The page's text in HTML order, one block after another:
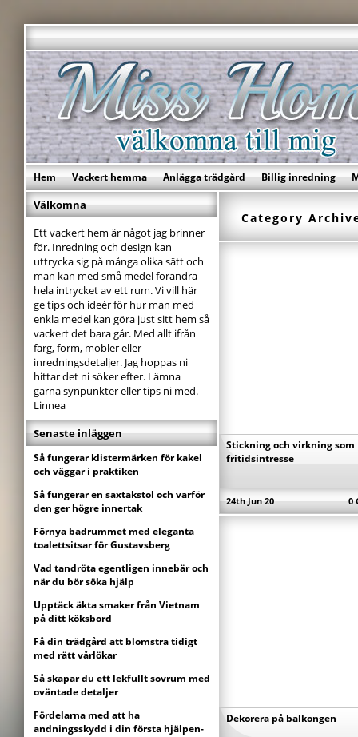
Hem Vackert hemma Anlägga trädgård Billig inredning
Category
Stickning och virkning som
fritidsintresse
24th Jun 20 0
Dekorera på balkongen
Välkomna
Ett vackert hem är något jag brinner
för. Inredning och design kan
uttrycka sig på många olika sätt och
man kan med små medel förändra
hela intrycket av ett rum. Vi vill här
ge tips och ideér för hur man med
enkla medel kan göra just sitt hem så
vackert det bara går. Med allt ifrån
färg, form, möbler eller
inredningsdetaljer. Jag hoppas ni
hittar det ni söker efter. Lämna
gärna synpunkter eller tips ni med.
Linnea
Senaste inläggen
Så fungerar klistermärken för kakel
och väggar i praktiken
Så fungerar en saxtakstol och varför
den ger högre innertak
Förnya badrummet med eleganta
toalettsitsar för Gustavsberg
Vad tandröta egentligen innebär och
när du bör söka hjälp
Upptäck äkta smaker från Vietnam
på ditt köksbord
Få din trädgård att blomstra tidigt
med rätt vårlökar
Så skapar du ett lekfullt sovrum med
oväntade detaljer
Fördelarna med att ha
andningsskydd i din första hjälpen-